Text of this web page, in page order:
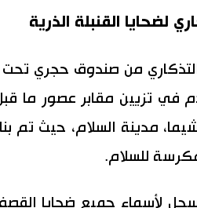
من صندوق حجري
في تزيين مقابر عصور ما
مدينة السلام، حيث تم
للسلام.
لأسماء جميع ضحايا